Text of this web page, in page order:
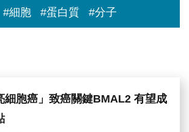
#細胞 #蛋白質 #分子
細胞癌」致癌關鍵BMAL2 有望成